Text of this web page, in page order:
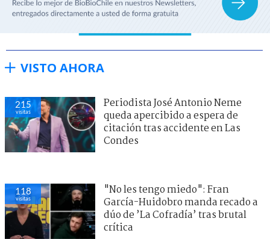
VISTO AHORA
215
visitas
Periodista José Antonio Neme
queda apercibido a espera de
citación tras accidente en Las
Condes
118
visitas
"No les tengo miedo": Fran
García-Huidobro manda recado a
dúo de ’La Cofradía’ tras brutal
crítica